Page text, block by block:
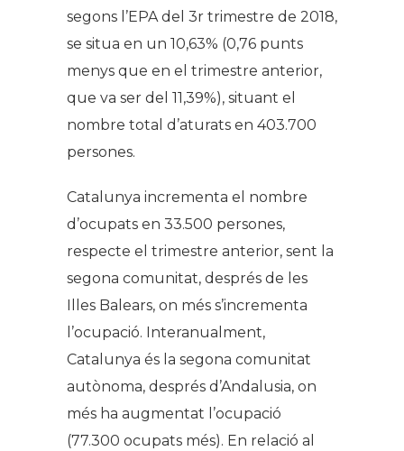
segons l’EPA del 3r trimestre de 2018,
se situa en un 10,63% (0,76 punts
menys que en el trimestre anterior,
que va ser del 11,39%), situant el
nombre total d’aturats en 403.700
persones.
Catalunya incrementa el nombre
d’ocupats en 33.500 persones,
respecte el trimestre anterior, sent la
segona comunitat, després de les
Illes Balears, on més s’incrementa
l’ocupació. Interanualment,
Catalunya és la segona comunitat
autònoma, després d’Andalusia, on
més ha augmentat l’ocupació
(77.300 ocupats més). En relació al